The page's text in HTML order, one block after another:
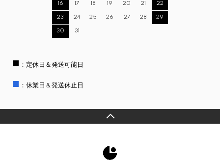
16 17 18 19 20 21 22
23 24 25 26 27 28 29
30 31
■ ：定休日＆発送可能日
■ ：休業日＆発送休止日